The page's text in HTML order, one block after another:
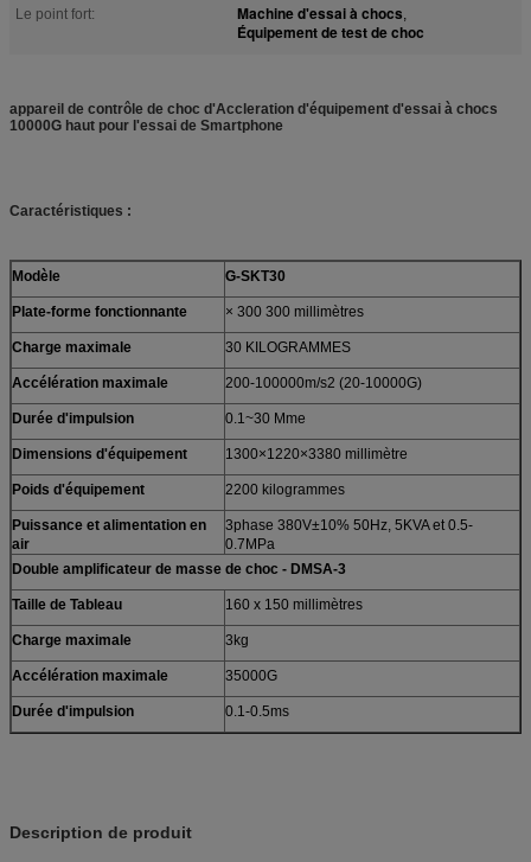
Le point fort: Machine d'essai à chocs,
Équipement de test de choc
appareil de contrôle de choc d'Accleration d'équipement d'essai à chocs
10000G haut pour l'essai de Smartphone
Caractéristiques :
Modèle G-SKT30
Plate-forme fonctionnante × 300 300 millimètres
Charge maximale 30 KILOGRAMMES
Accélération maximale 200-100000m/s2 (20-10000G)
Durée d'impulsion 0.1~30 Mme
Dimensions d'équipement 1300×1220×3380 millimètre
Poids d'équipement 2200 kilogrammes
Puissance et alimentation en
air
3phase 380V±10% 50Hz, 5KVA et 0.5-
0.7MPa
Double amplificateur de masse de choc - DMSA-3
Taille de Tableau 160 x 150 millimètres
Charge maximale 3kg
Accélération maximale 35000G
Durée d'impulsion 0.1-0.5ms
Description de produit